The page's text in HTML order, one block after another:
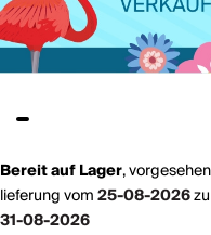
Bereit auf Lager,
lieferung vom25-08-2026
31-08-2026